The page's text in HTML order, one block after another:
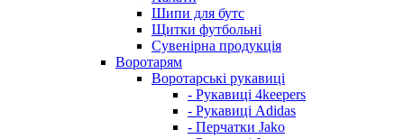
Шипи для бутс
Щитки футбольні
Сувенірна продукція
Воротарям
Воротарські рукавиці
- Рукавиці 4keepers
- Рукавиці Adidas
- Перчатки Jako